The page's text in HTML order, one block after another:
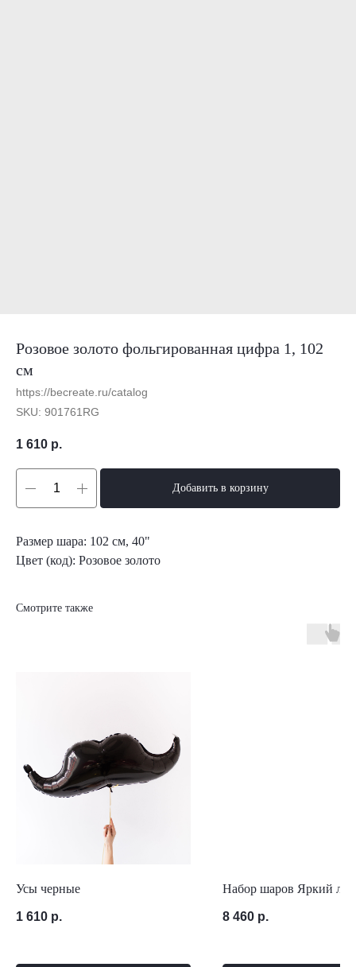
Розовое золото фольгированная цифра 1, 102
см
https://becreate.ru/catalog
SKU: 901761RG
1 610 р.
Добавить в корзину
Размер шара: 102 см, 40"
Цвет (код): Розовое золото
Смотрите также
Усы черные
1 610 р.
Набор шаров Яркий
8 460 р.